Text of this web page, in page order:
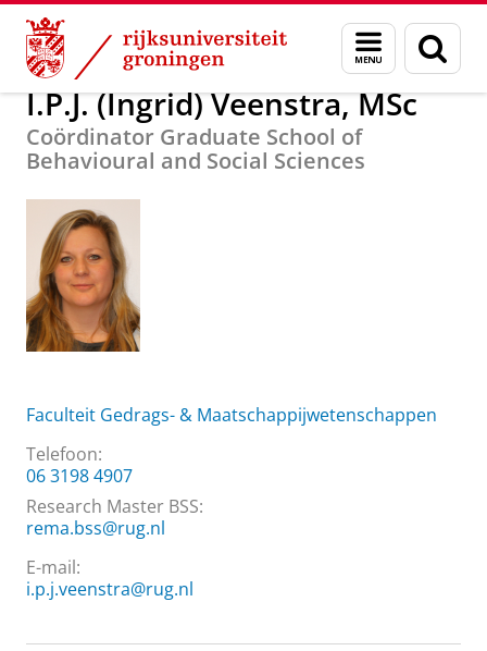
Skip
Content
Skip
Navigation
Menu
en
zoeken
Over ons I.P.J. (Ingrid) Veenstra, MSc
I.P.J. (Ingrid) Veenstra, MSc
Coördinator Graduate School of
Behavioural and Social Sciences
Faculteit Gedrags- & Maatschappijwetenschappen
Telefoon:
06 3198 4907
Research Master BSS:
rema.bss@rug.nl
E-mail:
i.p.j.veenstra@rug.nl